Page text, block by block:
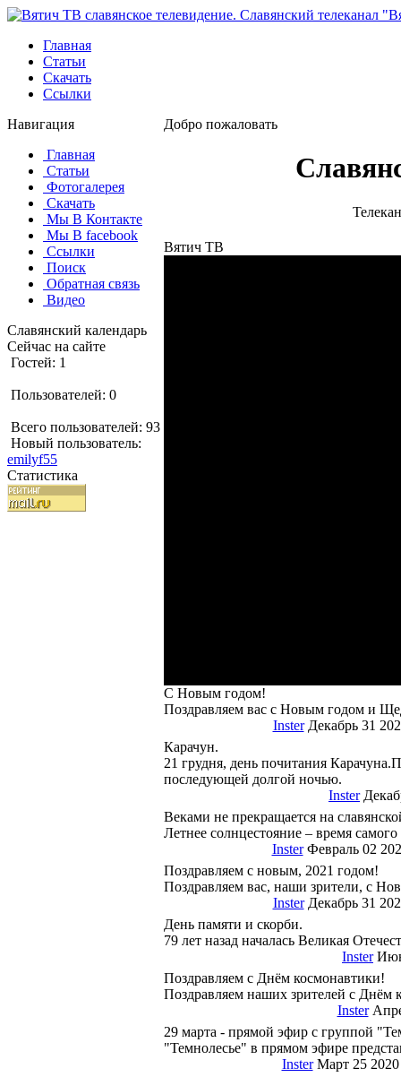
Главная
Статьи
Скачать
Ссылки
Навигация
Главная
Статьи
Фотогалерея
Скачать
Мы В Контакте
Мы В facebook
Ссылки
Поиск
Обратная связь
Видео
Славянский календарь
Сейчас на сайте
Гостей: 1
Пользователей: 0
Всего пользователей: 93
Новый пользователь:
emilyf55
Статистика
Добро пожаловать
Вятич ТВ
С Новым годом!
Поздравляем вас с Новым годом и
InsterДекабрь 31
Карачун.
21 грудня, день почитания
последующей долгой ночью.
Inster
Веками не прекращается на
Летнее солнцестояние – время
InsterФевраль 02
Поздравляем с новым, 2021 годом!
Поздравляем вас, наши зрители, с
InsterДекабрь 31
День памяти и скорби.
79 лет назад началась Великая
Inster
Поздравляем с Днём космонавтики!
Поздравляем наших зрителей с Днём
Inster
29 марта - прямой эфир с группой
"Темнолесье" в прямом эфире
InsterМарт 25